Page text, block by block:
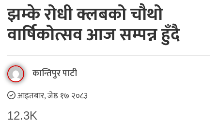
झम्के रोधी क्लबको चौथो
वार्षिकोत्सव आज सम्पन्न हुँदै
कान्तिपुर पाटी
आइतबार, जेष्ठ १७ २०८३
12.3K